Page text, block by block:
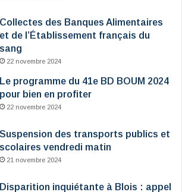
Collectes des Banques Alimentaires
et de l’Établissement français du
sang
22 novembre 2024
Le programme du 41e BD BOUM 2024
pour bien en profiter
22 novembre 2024
Suspension des transports publics et
scolaires vendredi matin
21 novembre 2024
Disparition inquiétante à Blois : appel